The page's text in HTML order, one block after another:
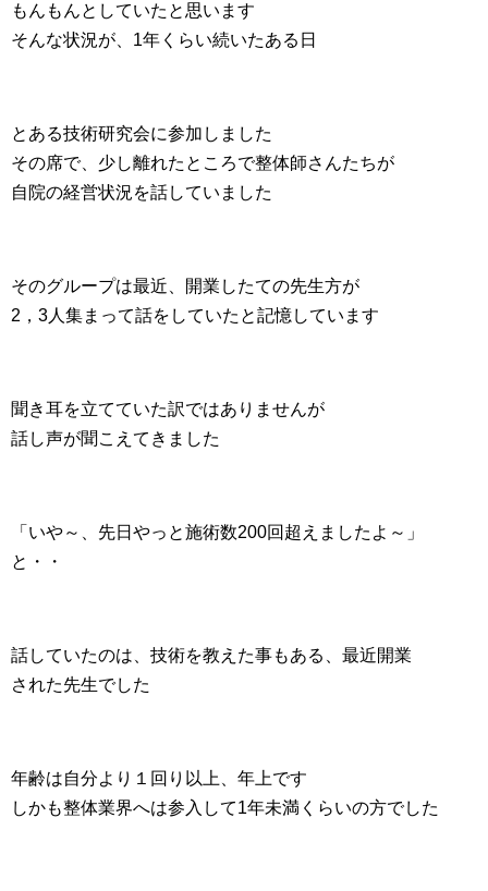
もんもんとしていたと思います
そんな状況が、1年くらい続いたある日
とある技術研究会に参加しました
その席で、少し離れたところで整体師さんたちが
自院の経営状況を話していました
そのグループは最近、開業したての先生方が
2，3人集まって話をしていたと記憶しています
聞き耳を立てていた訳ではありませんが
話し声が聞こえてきました
「いや～、先日やっと施術数200回超えましたよ～」
と・・
話していたのは、技術を教えた事もある、最近開業
された先生でした
年齢は自分より１回り以上、年上です
しかも整体業界へは参入して1年未満くらいの方でした